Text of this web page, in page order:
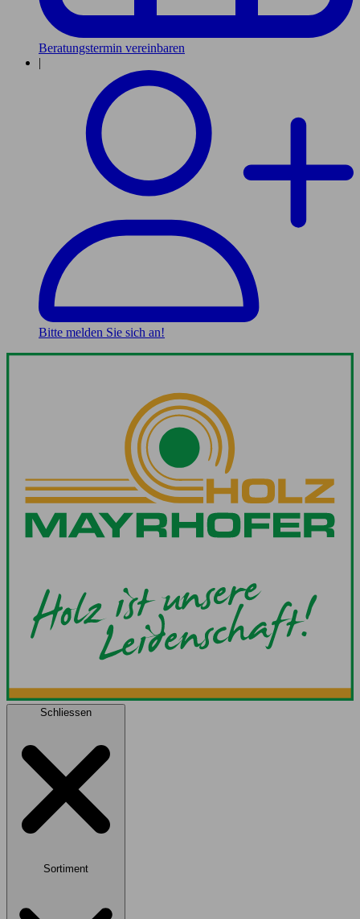
Beratungstermin vereinbaren
|
Bitte melden Sie sich an!
Schliessen
Sortiment